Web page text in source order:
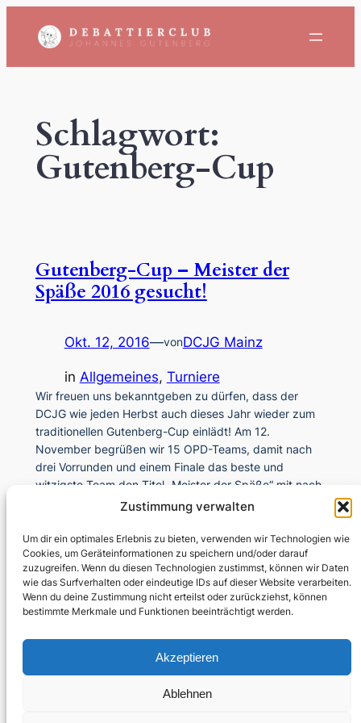
Zustimmung verwalten
Um dir ein optimales Erlebnis zu bieten, verwenden wir Technologien wie
Cookies, um Geräteinformationen zu speichern und/oder darauf
zuzugreifen. Wenn du diesen Technologien zustimmst, können wir Daten
wie das Surfverhalten oder eindeutige IDs auf dieser Website verarbeiten.
Wenn du deine Zustimmung nicht erteilst oder zurückziehst, können
bestimmte Merkmale und Funktionen beeinträchtigt werden.
Akzeptieren
Ablehnen
Inhalt
Schlagwort:
Gutenberg-Cup
Gutenberg-Cup – Meister der
Späße 2016 gesucht!
Okt. 12, 2016—vonDCJG Mainz
in Allgemeines, Turniere
Wir freuen uns bekanntgeben zu dürfen, dass der
DCJG wie jeden Herbst auch dieses Jahr wieder zum
traditionellen Gutenberg-Cup einlädt! Am 12.
November begrüßen wir 15 OPD-Teams, damit nach
drei Vorrunden und einem Finale das beste und
witzigste Team den Titel „Meister der Späße“ mit nach
Hause bringen kann. Wieder einmal wird es kein
Datenschutz